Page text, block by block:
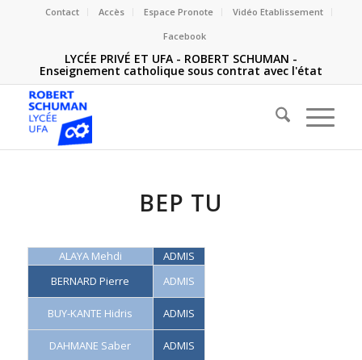
Contact Accès Espace Pronote
Vidéo Etablissement
Facebook
LYCÉE PRIVÉ ET UFA - ROBERT SCHUMAN -
Enseignement catholique sous contrat avec l'état
BEP TU
ALAYA Mehdi
ADMIS
BERNARD Pierre
ADMIS
BUY-KANTE Hidris ADMIS
DAHMANE Saber ADMIS